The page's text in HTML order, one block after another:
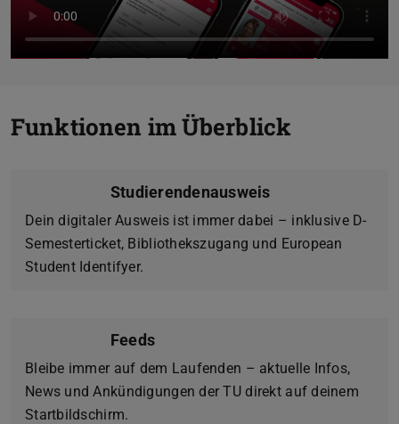
Funktionen im Überblick
Studierendenausweis
Dein digitaler Ausweis ist immer dabei – inklusive D-
Semesterticket, Bibliothekszugang und European
Student Identifyer.
Feeds
Bleibe immer auf dem Laufenden – aktuelle Infos,
News und Ankündigungen der TU direkt auf deinem
Startbildschirm.